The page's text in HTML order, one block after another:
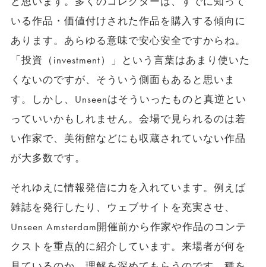
いる作品・価値付けされた作品を購入する傾向に
あります。あらゆる意味で安心安全ですからね。
「投資（investment）」という言葉はあまり使いた
くないのですが、そういう側面もあると思いま
す。しかし、Unseenはそういったものと真逆とい
っていいかもしれません。会場で見られるのは若
い作家で、美術館などにも収蔵されていない作品
が大多数です。
それゆえに情報発信に力を入れています。例えば
雑誌を発行したり、ウェブサイトを充実させ、
Unseen Amsterdam開催前から作家や作品のコンテ
クストを重点的に紹介しています。来場者が何を